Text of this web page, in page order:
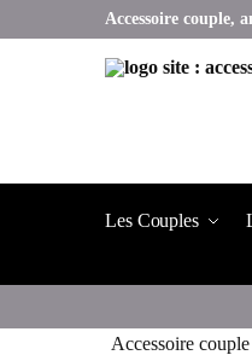
Accessoire couple,
Les Couples
Accessoire couple